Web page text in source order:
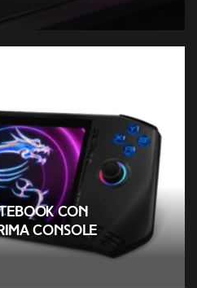
con
console